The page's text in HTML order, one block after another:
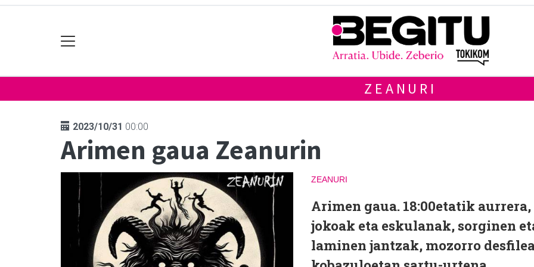
ZEANURI
2023/10/31 00:00
Arimen gaua Zeanurin
ZEANURI
Arimen gaua. 18:00etatik aurrera,
jokoak eta eskulanak, sorginen
laminen jantzak, mozorro